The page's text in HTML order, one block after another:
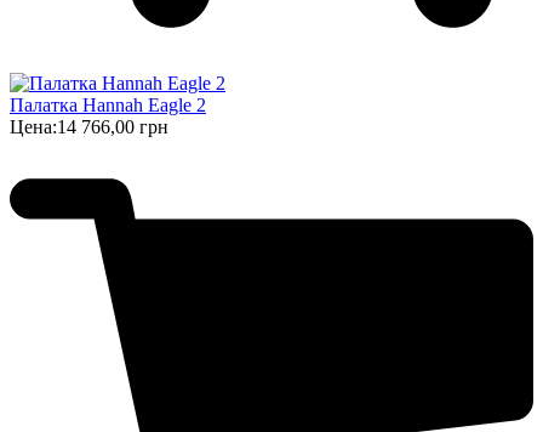
Палатка Hannah Eagle 2
Цена:14 766,00 грн